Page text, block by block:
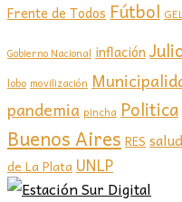
Frente de Todos Fútbol
Gobierno Nacional inflación
lobo movilización
pandemia pincha Politica
Buenos Aires RES salud
de La Plata UNLP